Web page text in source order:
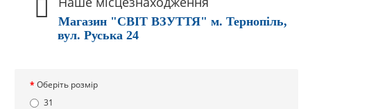
Магазин "СВІТ ВЗУТТЯ" м. Тернопіль,
вул. Руська 24
Оберіть розмір
31